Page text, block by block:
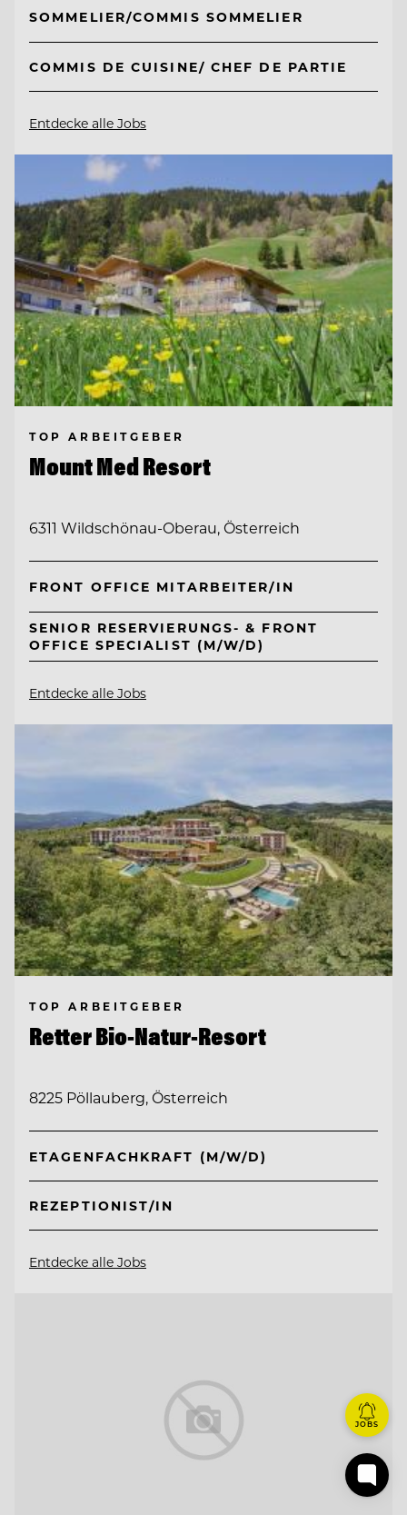
SOMMELIER/COMMIS SOMMELIER
COMMIS DE CUISINE/ CHEF DE PARTIE
Entdecke alle Jobs
TOP ARBEITGEBER
Mount Med Resort
6311 Wildschönau-Oberau, Österreich
FRONT OFFICE MITARBEITER/IN
SENIOR RESERVIERUNGS- & FRONT
OFFICE SPECIALIST (M/W/D)
Entdecke alle Jobs
TOP ARBEITGEBER
Retter Bio-Natur-Resort
8225 Pöllauberg, Österreich
ETAGENFACHKRAFT (M/W/D)
REZEPTIONIST/IN
Entdecke alle Jobs
JOBS